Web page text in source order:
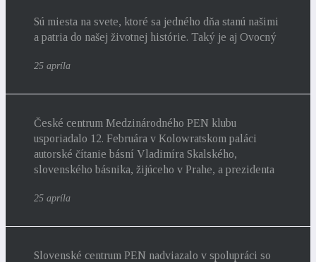
Sú miesta na svete, ktoré sa jedného dňa stanú našimi
a patria do našej životnej histórie. Taký je aj Ovocný
25 apríla
České centrum Medzinárodného PEN klubu
usporiadalo 12. Februára v Kolowratskom paláci
autorské čítanie básní Vladimíra Skalského,
slovenského básnika, žijúceho v Prahe, a prezidenta
25 apríla
Slovenské centrum PEN nadviazalo v spolupráci so